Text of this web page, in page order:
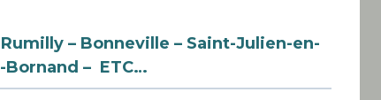
Rumilly – Bonneville – Saint-Julien-en-
Bornand – ETC…